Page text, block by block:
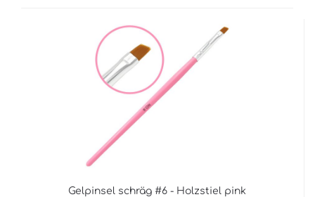
Gelpinsel schräg #6 - Holzstiel pink